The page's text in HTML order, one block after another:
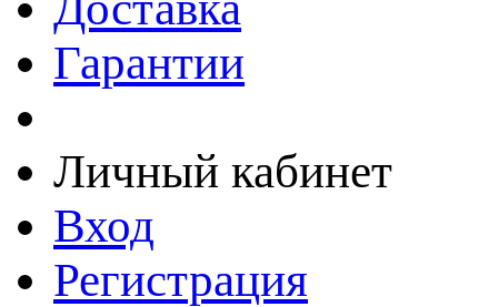
Гарантии
Личный кабинет
Вход
Регистрация